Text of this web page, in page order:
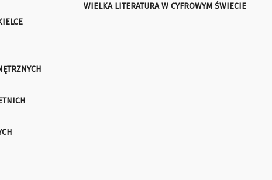
WIELKA LITERATURA W CYFROWYM ŚWIECIE